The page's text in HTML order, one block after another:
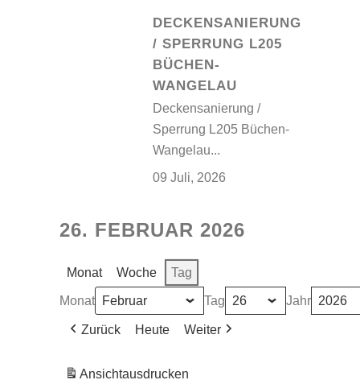
DECKENSANIERUNG
/ SPERRUNG L205
BÜCHEN-
WANGELAU
Deckensanierung /
Sperrung L205 Büchen-
Wangelau...
09 Juli, 2026
26. FEBRUAR 2026
Monat Woche Tag
Monat Tag Jahr
Zurück Heute Weiter
Ansichtausdrucken